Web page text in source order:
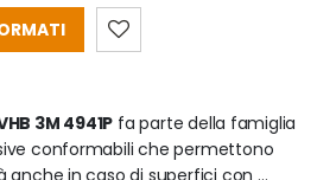
3M 4941P fa parte della famiglia
conformabili che permettono
anche in caso di superfici con